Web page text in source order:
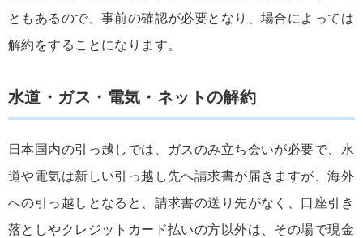
ともあるので、事前の確認が必要となり、場合によっては
解約をすることになります。
水道・ガス・電気・ネットの解約
日本国内の引っ越しでは、ガスのみ立ち会いが必要で、水
道や電気は新しい引っ越し先へ請求書が届きますが、海外
への引っ越しとなると、請求書の送り先がなく、口座引き
落としやクレジットカード払いの方以外は、その場で現金